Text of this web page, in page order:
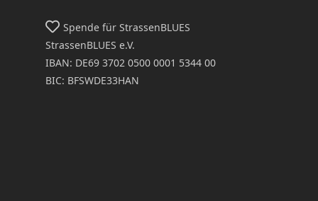
Spende für StrassenBLUES
StrassenBLUES e.V.
IBAN: DE69 3702 0500 0001 5344 00
BIC: BFSWDE33HAN